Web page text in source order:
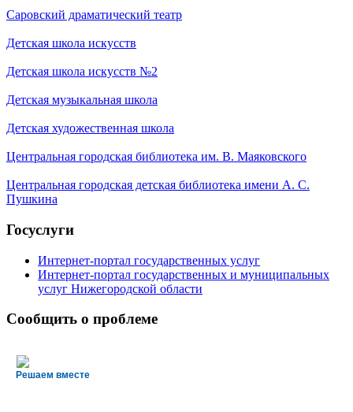
Саровский драматический театр
Детская школа искусств
Детская школа искусств №2
Детская музыкальная школа
Детская художественная школа
Центральная городская библиотека им. В. Маяковского
Центральная городская детская библиотека имени А. С.
Пушкина
Госуслуги
Интернет-портал государственных услуг
Интернет-портал государственных и муниципальных
услуг Нижегородской области
Сообщить о проблеме
Решаем вместе